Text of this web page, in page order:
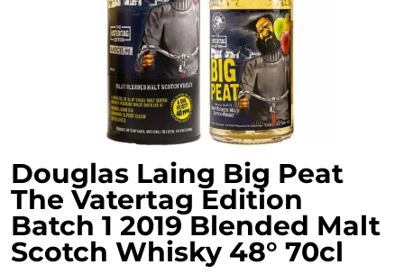
Douglas Laing Big Peat
The Vatertag Edition
Batch 1 2019 Blended Malt
Scotch Whisky 48° 70cl